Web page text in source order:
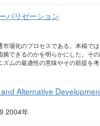
バリゼーション
場化のプロセスである。本稿で
できるのかを明らかにした。そ
ムの最適性の意味やその前提を
Alternative
2004年